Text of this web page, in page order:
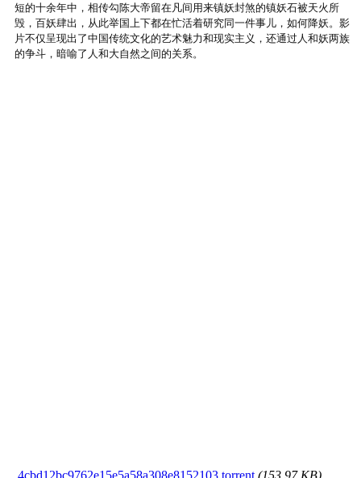
短的十余年中，相传勾陈大帝留在凡间用来镇妖封煞的镇妖石被天火所
毁，百妖肆出，从此举国上下都在忙活着研究同一件事儿，如何降妖。影
片不仅呈现出了中国传统文化的艺术魅力和现实主义，还通过人和妖两族
的争斗，暗喻了人和大自然之间的关系。
4cbd12bc9762e15e5a58a308e8152103.torrent (153.97 KB)